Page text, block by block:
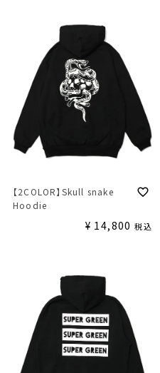
【2COLOR】Skull snake
Hoodie
¥ 14,800 税込